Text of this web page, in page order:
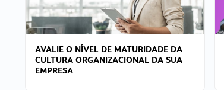
AVALIE O NÍVEL DE MATURIDADE DA
CULTURA ORGANIZACIONAL DA SUA
EMPRESA